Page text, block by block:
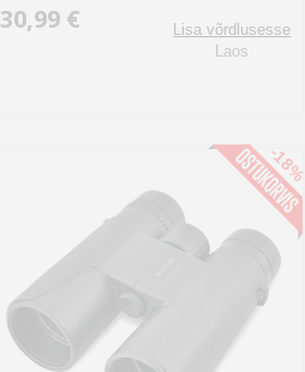
30,99 €
Lisa võrdlusesse
Laos
-18%